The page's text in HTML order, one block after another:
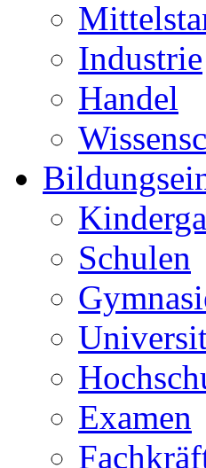
Industrie
Handel
Schulen
Examen